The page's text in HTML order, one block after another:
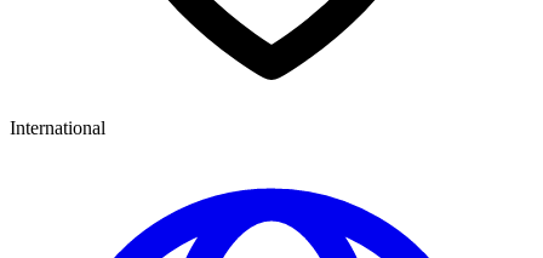
International